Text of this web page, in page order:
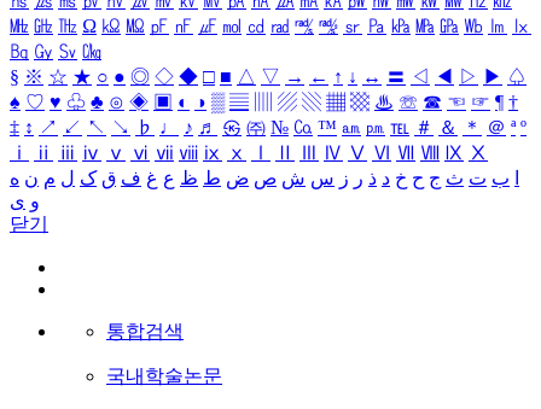
㎒ ㎓ ㎔ Ω ㏀ ㏁ ㎊ ㎋ ㎌ ㏖ ㏅ ㎭ ㎮ ㎯ ㏛ ㎩ ㎪ ㎫ ㎬ ㏝ ㏐
㏓
㏃ ㏉ ㏜ ㏆
§ ※ ☆ ★ ○ ● ◎ ◇ ◆ □ ■ △ ▽ → ← ↑ ↓ ↔ 〓 ◁ ◀ ▷ ▶ ♤
♠ ♡ ♥ ♧ ♣ ⊙ ◈ ▣ ◐ ◑ ▒ ▤ ▨ ▧ ▦ ▩ ♨ ☏ ☎ ☜ ☞ ¶ †
‡ ↕ ↗ ↙ ↖ ↘ ♭ ♩ ♪ ♬ ㉿ ㈜ № ㏇ ™ ㏂ ㏘ ℡ ＃ ＆ ＊ ＠ ª º
ⅰ
ⅱ ⅲ ⅳ ⅴ ⅵ ⅶ ⅷ ⅸ ⅹ Ⅳ Ⅴ Ⅵ Ⅶ Ⅷ Ⅸ Ⅹ
ب ت ث ج ح خ د ذ ر ز س ش ص ض ط ظ ع غ ف ق ک ل م ن ه
و ی
닫기
통합검색
국내학술논문